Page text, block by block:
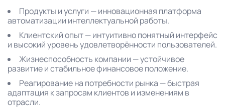
Продукты и услуги — инновационная платформа
автоматизации интеллектуальной работы.
Клиентский опыт — интуитивно понятный интерфейс
и высокий уровень удовлетворённости пользователей.
Жизнеспособность компании — устойчивое
развитие и стабильное финансовое положение.
Реагирование на потребности рынка — быстрая
адаптация к запросам клиентов и изменениям в
отрасли.